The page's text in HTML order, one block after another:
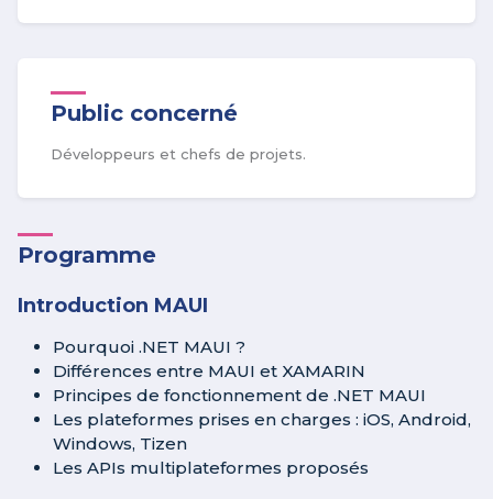
Public concerné
Développeurs et chefs de projets.
Programme
Introduction MAUI
Pourquoi .NET MAUI ?
Différences entre MAUI et XAMARIN
Principes de fonctionnement de .NET MAUI
Les plateformes prises en charges : iOS, Android,
Windows, Tizen
Les APIs multiplateformes proposés